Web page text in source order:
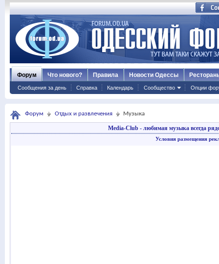
Форум
Сообщения за день Справка Календарь Сообщество Опции
Что нового? Правила Новости Одессы
Форум Отдых и развлечения Музыка
Media-Club - любимая музыка всегда
Условия размещения